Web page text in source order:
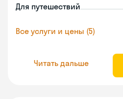
Для путешествий
Все услуги и цены (5)
Читать дальше